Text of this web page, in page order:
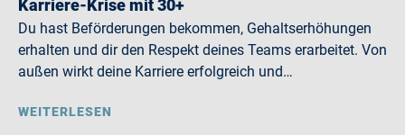
Karriere-Krise mit 30+
Du hast Beförderungen bekommen, Gehaltserhöhungen
erhalten und dir den Respekt deines Teams erarbeitet. Von
außen wirkt deine Karriere erfolgreich und…
WEITERLESEN